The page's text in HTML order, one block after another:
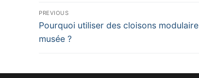
Navigation
de
l’article
PREVIOUS
Previous
post:
Pourquoi utiliser des cloisons
musée ?